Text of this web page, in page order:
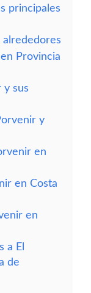
principales
alrededores
Provincia
y sus
y
en
en Costa
en
a El
de